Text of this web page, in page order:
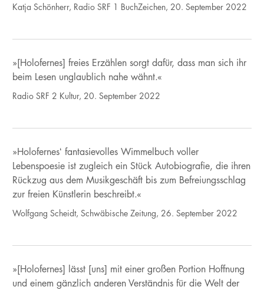
Katja Schönherr, Radio SRF 1 BuchZeichen, 20. September 2022
»[Holofernes] freies Erzählen sorgt dafür, dass man sich ihr
beim Lesen unglaublich nahe wähnt.«
Radio SRF 2 Kultur, 20. September 2022
»Holofernes‘ fantasievolles Wimmelbuch voller
Lebenspoesie ist zugleich ein Stück Autobiografie, die ihren
Rückzug aus dem Musikgeschäft bis zum Befreiungsschlag
zur freien Künstlerin beschreibt.«
Wolfgang Scheidt, Schwäbische Zeitung, 26. September 2022
»[Holofernes] lässt [uns] mit einer großen Portion Hoffnung
und einem gänzlich anderen Verständnis für die Welt der